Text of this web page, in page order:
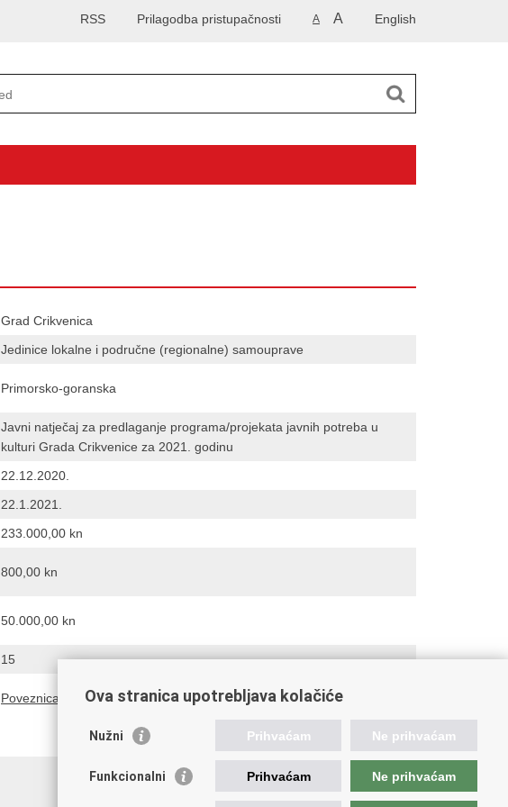
English
A A
Prilagodba pristupačnosti
RSS
Grad Crikvenica
Jedinice lokalne i područne (regionalne) samouprave
Primorsko-goranska
Javni natječaj za predlaganje programa/projekata javnih potreba u
kulturi Grada Crikvenice za 2021. godinu
22.12.2020.
22.1.2021.
233.000,00 kn
800,00 kn
50.000,00 kn
15
Poveznica
Važne poveznice
Ova stranica upotrebljava kolačiće
Nužni Prihvaćam Ne prihvaćam
Funkcionalni Prihvaćam Ne prihvaćam